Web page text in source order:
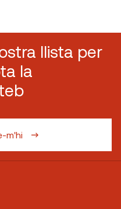
llista per
la
m'hi